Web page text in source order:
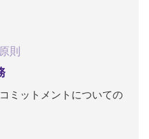
則
ミットメントについての